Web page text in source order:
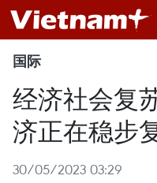
国际
经济社会复
济正在稳步
30/05/2023 03:29